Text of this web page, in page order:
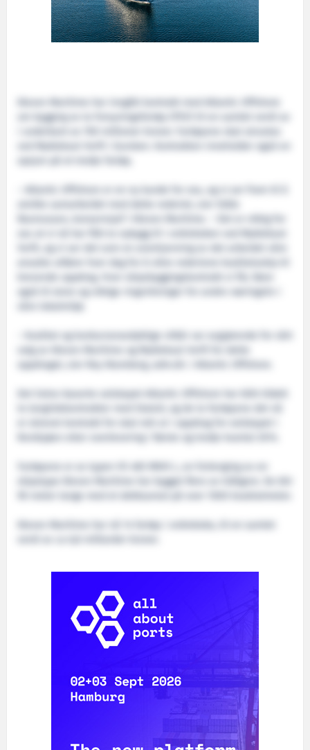
Kleven Maritime har inngått kontrakt med Atlantic Offshore
om bygging av to forsyningsfartøy (PSV) til en samlet verdi av
i underkant av 700 millioner kroner. Fartøyene skal utrustes
ved Myklebust Verft i Gursken. Kontrakten inneholder også en
opsjon på et tredje fartøy.
– Atlantic Offshore er en ny kunde for oss, og vi ser fram til å
utvikle samarbeidet med dette rederiet, sier Ståle
Rasmussen, konsernsjef i Kleven Maritime. – Det er viktig for
oss at vi nå har fått to nybygg til i ordreboken ved Myklebust
Verft, og vi ser det som en anerkjenning av det arbeidet våre
ansatte utfører hver dag for å sikre rederiene kvalitetsskip til
krevende oppdrag. Hver skipsbyggingskontrakt vi får, fører
også til store og viktige ringvirkninger for andre næringsliv i
våre lokalmiljø.
– Kvalitet og konkurransedyktige vilkår var avgjørende for vårt
valg av Kleven Maritime og Myklebust Verft for dette
oppdraget, sier Roy Wareberg, adm.dir. i Atlantic Offshore.
Det Sotra-baserte selskapet Atlantic Offshore har blitt tildelt
to langtidskontrakter med Statoil, og de to fartøyene det nå
er skrevet kontrakt for skal rett ut i oppdrag for selskapet i
Nordsjøen etter overlevering i første og tredje kvartal 2014.
Fartøyene er av typen VS 485 MKIII L, en forlenging av en
skipstype Kleven Maritime har bygget flere av tidligere. De blir
90 meter lange med et dekksareal på over 1000 kvadratmeter.
Kleven Maritime har nå 14 fartøy i ordreboka, til en samlet